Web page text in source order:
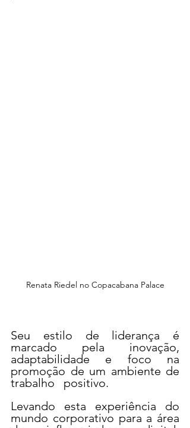
Renata Riedel no Copacabana Palace
Seu estilo de liderança é
marcado pela inovação,
adaptabilidade e foco na
promoção de um ambiente de
trabalho   positivo.
Levando esta experiência do
mundo corporativo para a área